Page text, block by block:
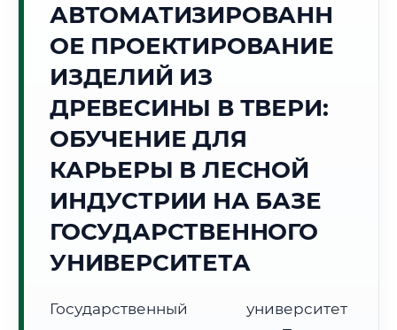
Г. ТВЕРЬ
Точное местное время:
04:23:27
Суббота, 8 Августа
Погода в г. Тверь:☁️ +18°C
🌅 Восход:04:50 🌇 Закат:20:34
Световой день:
15 ч. 44 мин.
Тел. код:
+7 (4822)
АВТОМАТИЗИРОВАНН
ОЕ ПРОЕКТИРОВАНИЕ
ИЗДЕЛИЙ ИЗ
ДРЕВЕСИНЫ В ТВЕРИ:
ОБУЧЕНИЕ ДЛЯ
КАРЬЕРЫ В ЛЕСНОЙ
ИНДУСТРИИ НА БАЗЕ
ГОСУДАРСТВЕННОГО
УНИВЕРСИТЕТА
Государственный университет